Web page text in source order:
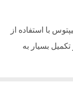
با استفاده از
بسیار به